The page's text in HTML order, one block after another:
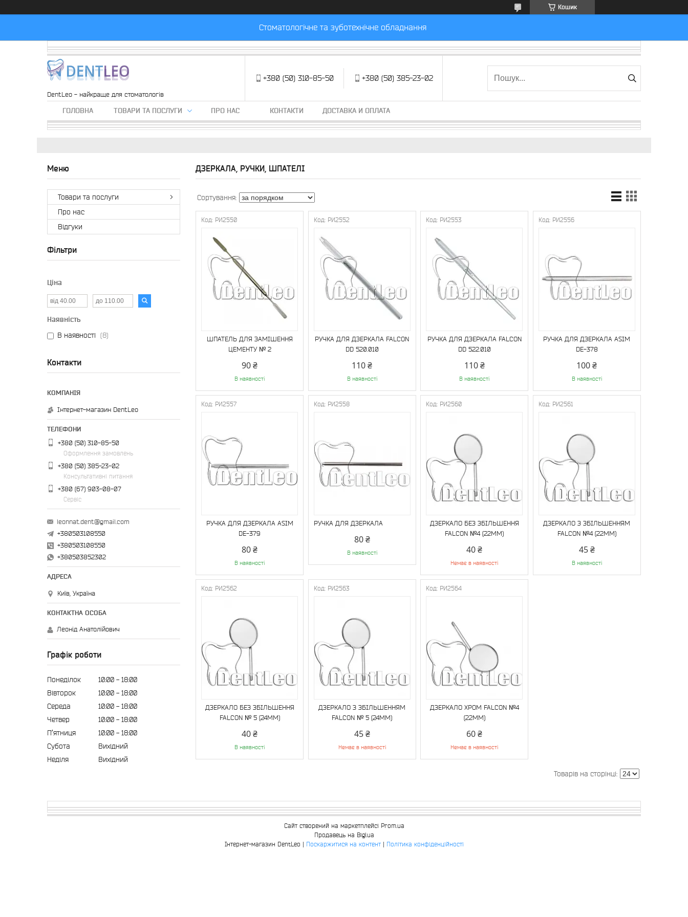
Кошик
Стоматологічне та зуботехнічне обладнання
DentLeo - найкраще для стоматологів
+380 (50) 310-85-50 +380 (50) 385-23-02
ГОЛОВНА ТОВАРИ ТА ПОСЛУГИ ПРО НАС КОНТАКТИ ДОСТАВКА И ОПЛАТА
ДЗЕРКАЛА, РУЧКИ, ШПАТЕЛІ
РИ2550
ШПАТЕЛЬ ДЛЯ ЗАМІШЕННЯ
ЦЕМЕНТУ № 2
90 ₴
В наявності
РИ2552
РУЧКА ДЛЯ ДЗЕРКАЛА FALCON
DD 520.010
110 ₴
В наявності
РИ2553
РУЧКА ДЛЯ ДЗЕРКАЛА FALCON
DD 522.010
110 ₴
В наявності
РИ2556
РУЧКА ДЛЯ ДЗЕРКАЛА ASIM
DE-378
100 ₴
В наявності
РИ2557
РУЧКА ДЛЯ ДЗЕРКАЛА ASIM
DE-379
80 ₴
В наявності
РИ2558
РУЧКА ДЛЯ ДЗЕРКАЛА
80 ₴
В наявності
РИ2560
ДЗЕРКАЛО БЕЗ ЗБІЛЬШЕННЯ
FALCON №4 (22MM)
40 ₴
Немає в наявності
РИ2561
ДЗЕРКАЛО З ЗБІЛЬШЕННЯМ
FALCON №4 (22MM)
45 ₴
В наявності
РИ2562
ДЗЕРКАЛО БЕЗ ЗБІЛЬШЕННЯ
FALCON № 5 (24MM)
40 ₴
В наявності
РИ2563
ДЗЕРКАЛО З ЗБІЛЬШЕННЯМ
FALCON № 5 (24MM)
45 ₴
Немає в наявності
РИ2564
ДЗЕРКАЛО ХРОМ FALCON №4
(22MM)
60 ₴
Немає в наявності
Товари та послуги
Про нас
Вiдгуки
Фільтри
Ціна
Наявність
В наявності
8
Контакти
Інтернет-магазин DentLeo
+380 (50) 310-85-50
Оформлення замовлень
+380 (50) 385-23-02
Консультативні питання
+380 (67) 903-08-07
Сервіс
leonnat.dent@gmail.com
+380503108550
+380503108550
+380503852302
Київ, Україна
Леонід Анатолійович
Графік роботи
Понеділок 10:00
18:00
Вівторок
10:00
18:00
Середа
10:00
18:00
Четвер
10:00
18:00
Пʼятниця
10:00
18:00
Субота
Вихідний
Неділя
Вихідний
Сайт створений на маркетплейсі Prom.ua
Продавець на Bigl.ua
Інтернет-магазин DentLeo | Поскаржитися на контент | Політика конфіденційності